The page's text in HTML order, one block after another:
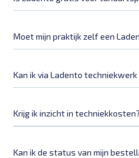
Moet mijn praktijk zelf een
Kan ik via Ladento
Krijg ik inzicht in techniekkosten?
Kan ik de status van mijn